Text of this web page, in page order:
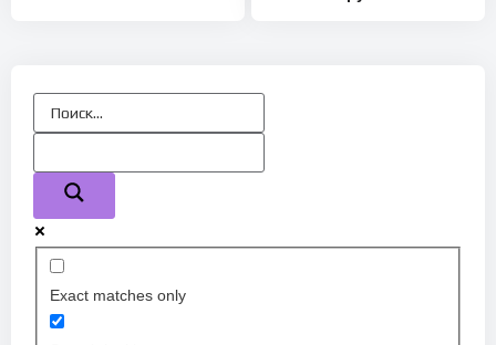
Exact matches only